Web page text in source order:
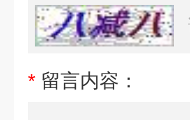
* 留言内容：